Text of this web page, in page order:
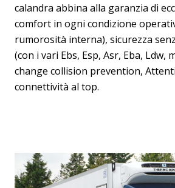
calandra abbina alla garanzia di
comfort in ogni condizione
rumorosità interna), sicurezza
(con i vari Ebs, Esp, Asr, Eba, Ldw,
change collision prevention,
connettività al top.